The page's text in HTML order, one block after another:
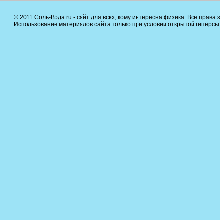
© 2011 Соль-Вода.ru - сайт для всех, кому интересна физика. Все
Использование материалов сайта только при условии открытой